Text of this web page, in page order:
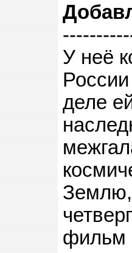
У неё
деле
Землю,
фильм